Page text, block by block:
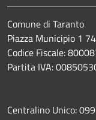
Comune di Taranto
Piazza Municipio 1
Codice Fiscale:
Partita IVA:
Centralino Unico: